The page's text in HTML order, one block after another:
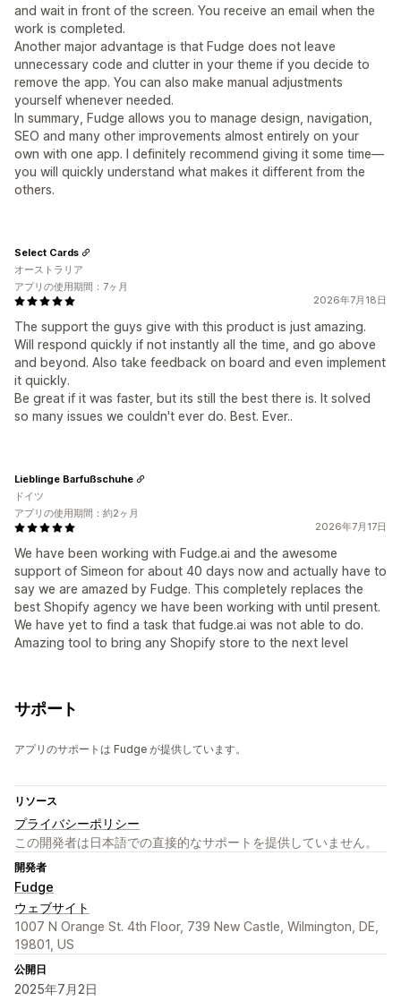
and wait in front of the screen. You receive an email when the
work is completed.
Another major advantage is that Fudge does not leave
unnecessary code and clutter in your theme if you decide to
remove the app. You can also make manual adjustments
yourself whenever needed.
In summary, Fudge allows you to manage design, navigation,
SEO and many other improvements almost entirely on your
own with one app. I definitely recommend giving it some time—
you will quickly understand what makes it different from the
others.
2026年7月18日
The support the guys give with this product is just amazing.
Will respond quickly if not instantly all the time, and go above
and beyond. Also take feedback on board and even implement
it quickly.
Be great if it was faster, but its still the best there is. It solved
so many issues we couldn't ever do. Best. Ever..
Select Cards
オーストラリア
アプリの使用期間：7ヶ月
2026年7月17日
We have been working with Fudge.ai and the awesome
support of Simeon for about 40 days now and actually have to
say we are amazed by Fudge. This completely replaces the
best Shopify agency we have been working with until present.
We have yet to find a task that fudge.ai was not able to do.
Amazing tool to bring any Shopify store to the next level
Lieblinge Barfußschuhe
ドイツ
アプリの使用期間：約2ヶ月
サポート
アプリのサポートは Fudge が提供しています。
リソース
プライバシーポリシー
この開発者は日本語での直接的なサポートを提供していません。
開発者
Fudge
ウェブサイト
1007 N Orange St. 4th Floor, 739 New Castle, Wilmington, DE,
19801, US
公開日
2025年7月2日